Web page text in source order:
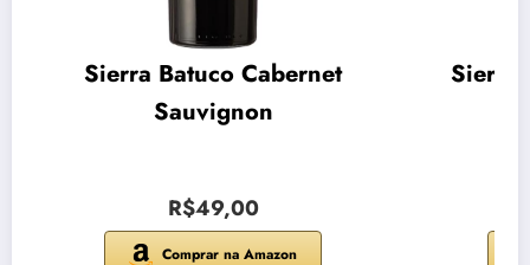
Sierra Batuco Cabernet
Sauvignon
R$49,00
Comprar na Amazon
Sierra